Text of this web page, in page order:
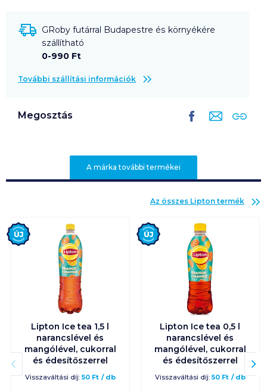
GRoby futárral Budapestre és környékére
szállítható
0-990 Ft
További szállítási információk
Megosztás
A márka további termékei
Az összes Lipton termék
Lipton Ice tea 1,5 l
narancslével és
mangólével, cukorral
és édesítőszerrel
Visszaváltási díj: 50Ft / db
Új
Lipton Ice tea 0,5 l
narancslével és
mangólével, cukorral
és édesítőszerrel
Visszaváltási díj: 50Ft / db
Új